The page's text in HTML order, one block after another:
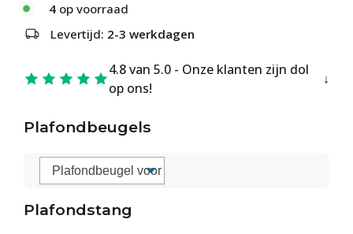
4 op voorraad
Levertijd: 2-3 werkdagen
4.8 van 5.0 - Onze klanten zijn dol
op ons!
Plafondbeugels
Plafondstang